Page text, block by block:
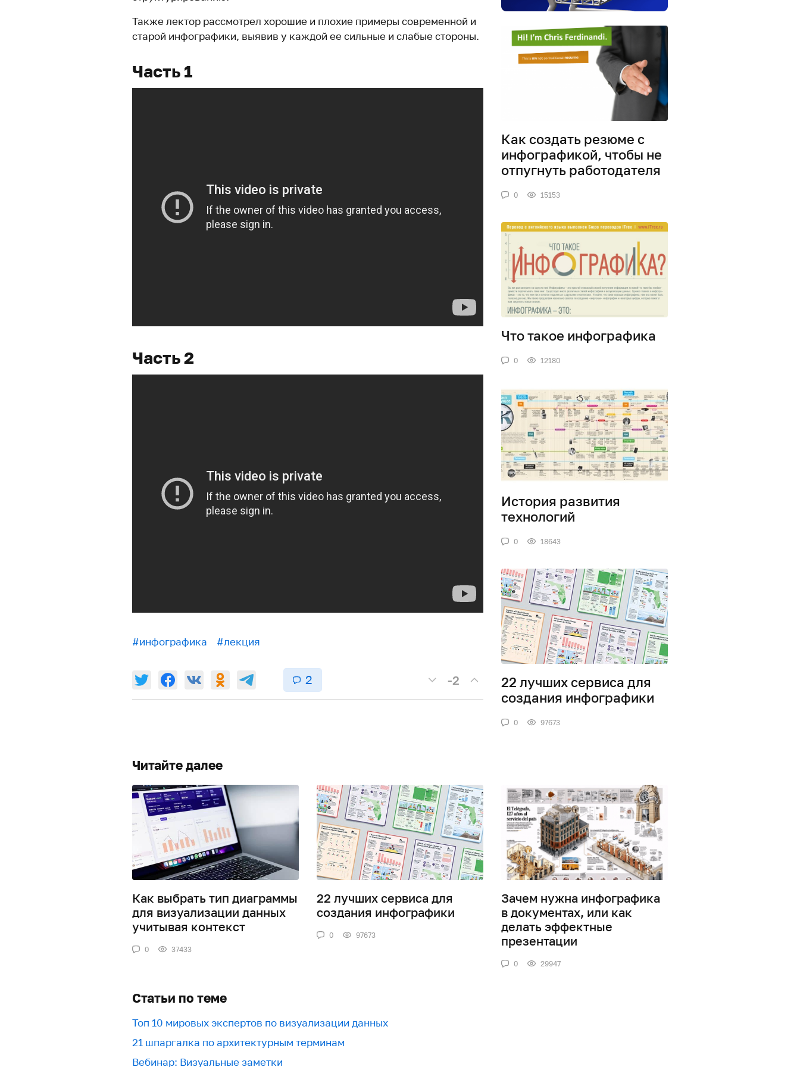
Также лектор рассмотрел хорошие и плохие примеры современной и
старой инфографики, выявив у каждой ее сильные и слабые стороны.
Часть 1
Часть 2
#инфографика #лекция
2 -2
Как создать резюме с
инфографикой, чтобы не
отпугнуть работодателя
0 15153
Что такое инфографика
0 12180
История развития
технологий
0 18643
22 лучших сервиса для
создания инфографики
0 97673
Читайте далее
Как выбрать тип диаграммы
для визуализации данных
учитывая контекст
0 37433
22 лучших сервиса для
создания инфографики
0 97673
Зачем нужна инфографика
в документах, или как
делать эффектные
презентации
0 29947
Статьи по теме
Топ 10 мировых экспертов по визуализации данных
21 шпаргалка по архитектурным терминам
Вебинар: Визуальные заметки